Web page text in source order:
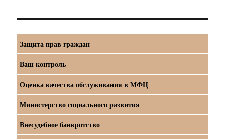
Защита прав граждан
Ваш контроль
Оценка качества обслуживания в МФЦ
Министерство социального развития
Внесудебное банкротство